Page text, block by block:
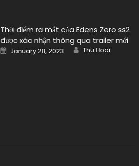
Thời điểm ra mắt của Edens Zero ss2
được xác nhận thông qua trailer mới
Posted
on
January 28, 2023 Author
Thu Hoai